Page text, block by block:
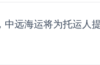
中远海运将为托运人